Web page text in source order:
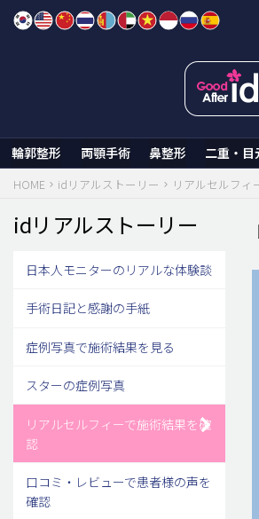
Skip
輪郭整形 両顎手術 鼻整形 二重・目
HOME idリアルストーリー リアルセルフィ
idリアルストーリー
日本人モニターのリアルな体験談
手術日記と感謝の手紙
症例写真で施術結果を見る
スターの症例写真
リアルセルフィーで施術結果を確
認
口コミ・レビューで患者様の声を
確認